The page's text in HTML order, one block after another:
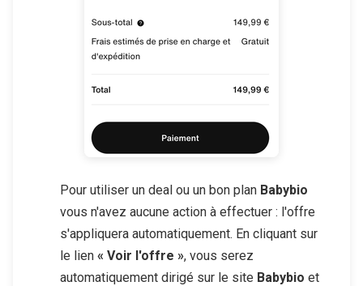
Pour utiliser un deal ou un bon plan Babybio
vous n'avez aucune action à effectuer : l'offre
s'appliquera automatiquement. En cliquant sur
le lien « Voir l'offre », vous serez
automatiquement dirigé sur le site Babybio et